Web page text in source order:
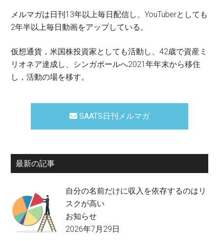
メルマガは日刊13年以上毎日配信し、YouTuberとしても
2年半以上毎日動画をアップしている。
仮想通貨，米国株投資家としても活動し、42歳で資産ミ
リオネア達成し、シンガポールへ2021年年末から移住
し，活動の場を移す。
SAATS日刊メルマガ
最新の記事
自分の名前だけに収入を依存するのはリ
スクが高い
お知らせ
2026年7月29日